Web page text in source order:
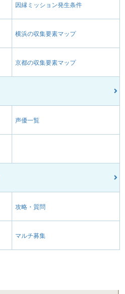
因縁ミッション発生条件
横浜の収集要素マップ
京都の収集要素マップ
声優一覧
攻略・質問
マルチ募集